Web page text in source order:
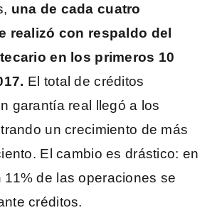
una de cada cuatro
realizó con respaldo del
en los primeros 10
El total de créditos
garantía real llegó a los
un crecimiento de más
El cambio es drástico: en
11% de las operaciones se
créditos.